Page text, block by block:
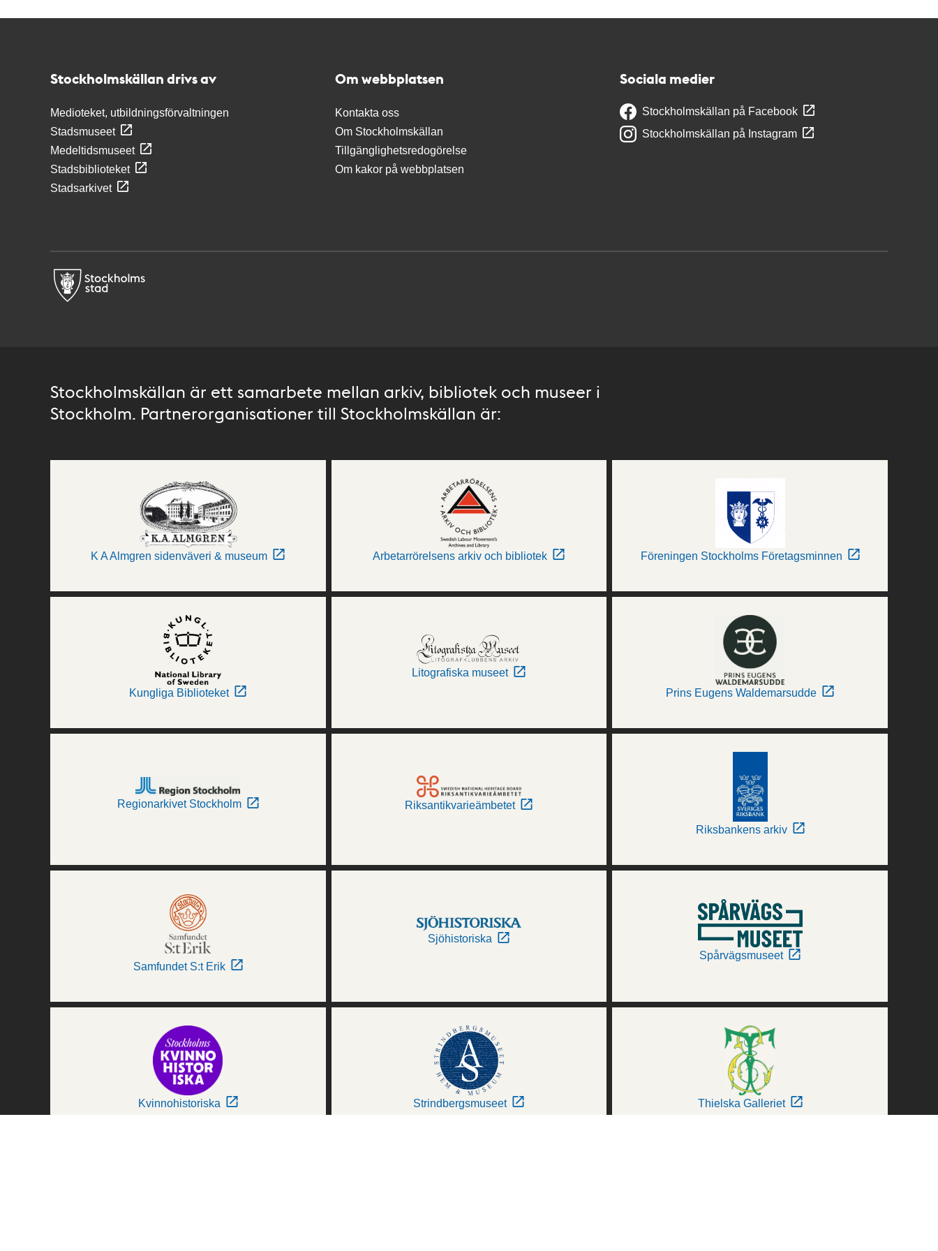
Stockholmskällan drivs av
Medioteket, utbildningsförvaltningen
Stadsmuseet
Medeltidsmuseet
Stadsbiblioteket
Stadsarkivet
Om webbplatsen
Kontakta oss
Om Stockholmskällan
Tillgänglighetsredogörelse
Om kakor på webbplatsen
Sociala medier
Stockholmskällan på Facebook
Stockholmskällan på Instagram
Stockholmskällan är ett samarbete mellan arkiv, bibliotek och museer i
Stockholm. Partnerorganisationer till Stockholmskällan är:
K A Almgren sidenväveri & museum Arbetarrörelsens arkiv och bibliotek Föreningen Stockholms Företagsminnen
Kungliga Biblioteket
Litografiska museet
Prins Eugens Waldemarsudde
Regionarkivet Stockholm Riksantikvarieämbetet
Riksbankens arkiv
Samfundet S:t Erik
Sjöhistoriska
Spårvägsmuseet
Kvinnohistoriska Strindbergsmuseet Thielska Galleriet